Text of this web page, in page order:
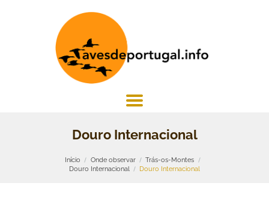
Douro Internacional
Início Onde observar
Trás-os-Montes
Douro Internacional
Douro Internacional